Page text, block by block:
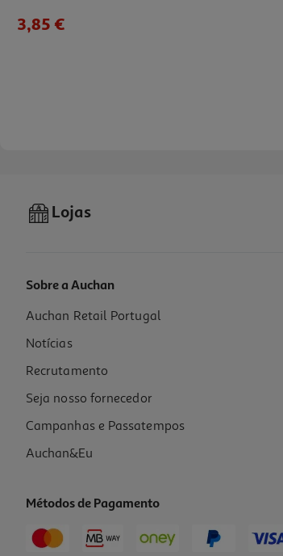
3,85 €
Cápsulas Café Dg Auchan Lungo Int.5 16un
0.24 €/un
3,85 €
Lojas
Sobre a Auchan
Auchan Retail Portugal
Notícias
Recrutamento
Seja nosso fornecedor
Campanhas e Passatempos
Auchan&Eu
Métodos de Pagamento